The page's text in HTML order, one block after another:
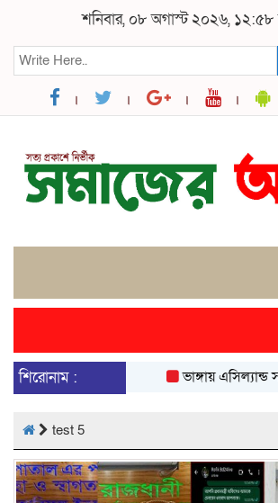
শনিবার, ০৮ অগাস্ট ২০২৬, ১২:৫৮
শিরোনাম :
ভাঙ্গায় এসিল্যান্ড
test 5